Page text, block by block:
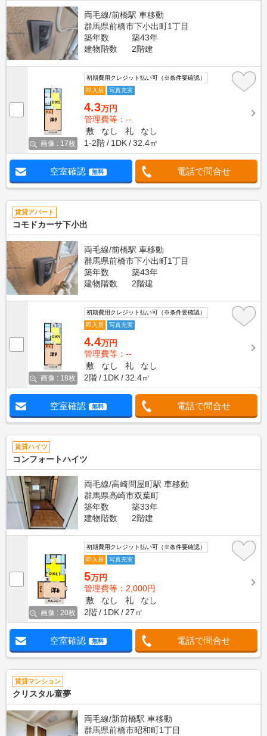
両毛線/前橋駅 車移動
群馬県前橋市下小出町1丁目
築年数
築43年
建物階数
2階建
画像 : 17枚
初期費用クレジット払い可（※条件要確認）
即入居
写真充実
4.3万円
管理費等：--
敷
なし 礼
なし
1-2階
1DK 32.4㎡
空室確認 無料 電話で問合せ
賃貸アパート
コモドカーサ下小出
両毛線/前橋駅 車移動
群馬県前橋市下小出町1丁目
築年数
築43年
建物階数
2階建
画像 : 18枚
初期費用クレジット払い可（※条件要確認）
即入居
写真充実
4.4万円
管理費等：--
敷
なし 礼
なし
2階
1DK 32.4㎡
空室確認 無料 電話で問合せ
賃貸ハイツ
コンフォートハイツ
両毛線/高崎問屋町駅 車移動
群馬県高崎市双葉町
築年数
築33年
建物階数
2階建
画像 : 20枚
初期費用クレジット払い可（※条件要確認）
即入居
写真充実
5万円
管理費等：2,000円
敷
なし 礼
なし
2階
1DK 27㎡
空室確認 無料 電話で問合せ
賃貸マンション
クリスタル童夢
両毛線/新前橋駅 車移動
群馬県前橋市昭和町1丁目